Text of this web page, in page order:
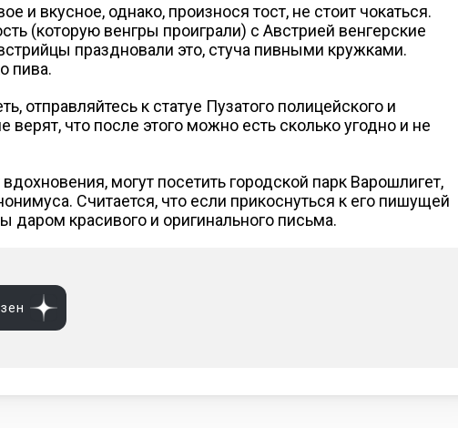
и вкусное, однако, произнося тост, не стоит чокаться.
(которую венгры проиграли) с Австрией венгерские
праздновали это, стуча пивными кружками.
пива.
отправляйтесь к статуе Пузатого полицейского и
верят, что после этого можно есть сколько угодно и не
могут посетить городской парк Варошлигет,
Считается, что если прикоснуться к его пишущей
даром красивого и оригинального письма.